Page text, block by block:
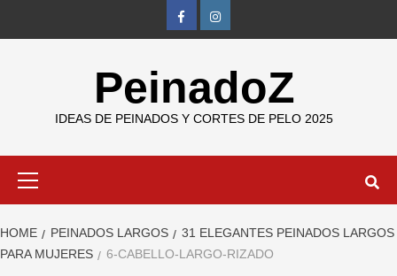
FB IG
PeinadoZ
IDEAS DE PEINADOS Y CORTES DE PELO 2025
HOME PEINADOS LARGOS
31 ELEGANTES PEINADOS LARGOS
PARA MUJERES
6-CABELLO-LARGO-RIZADO